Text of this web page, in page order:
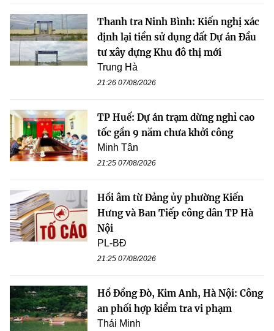
Thanh tra Ninh Bình: Kiến nghị xác
định lại tiền sử dụng đất Dự án Đầu
tư xây dựng Khu đô thị mới
Trung Hà
21:26 07/08/2026
TP Huế: Dự án trạm dừng nghỉ cao
tốc gần 9 năm chưa khởi công
Minh Tân
21:25 07/08/2026
Hồi âm từ Đảng ủy phường Kiến
Hưng và Ban Tiếp công dân TP Hà
Nội
PL-BĐ
21:25 07/08/2026
Hồ Đồng Đò, Kim Anh, Hà Nội: Công
an phối hợp kiểm tra vi phạm
Thái Minh